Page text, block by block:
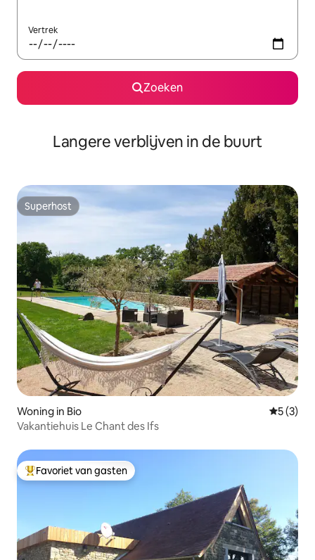
Vertrek
Zoeken
Langere verblijven in de buurt
Superhost
Superhost
Woning in Bio
5 (3)
Vakantiehuis Le Chant des Ifs
Topfavoriet van gasten
Favoriet van gasten